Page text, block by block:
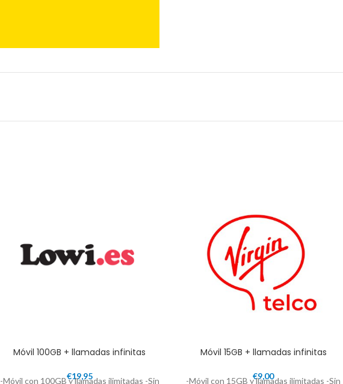
Móvil 100GB + llamadas infinitas
€19,95
-Móvil con 100GB y llamadas ilimitadas -Sin
Móvil 15GB + llamadas infinitas
€9,00
-Móvil con 15GB y llamadas ilimitadas -Sin